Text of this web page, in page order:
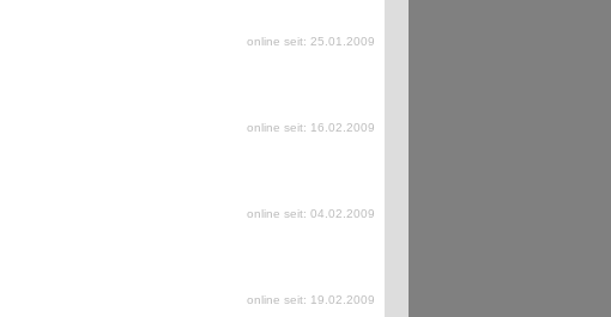
online seit: 25.01.2009
online seit: 16.02.2009
online seit: 04.02.2009
online seit: 19.02.2009